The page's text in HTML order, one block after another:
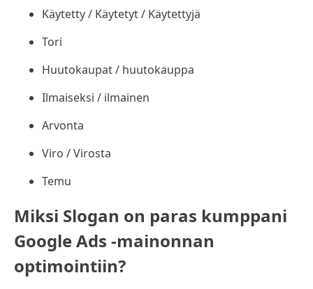
Käytetty / Käytetyt / Käytettyjä
Tori
Huutokaupat / huutokauppa
Ilmaiseksi / ilmainen
Arvonta
Viro / Virosta
Temu
Miksi Slogan on paras kumppani
Google Ads -mainonnan
optimointiin?